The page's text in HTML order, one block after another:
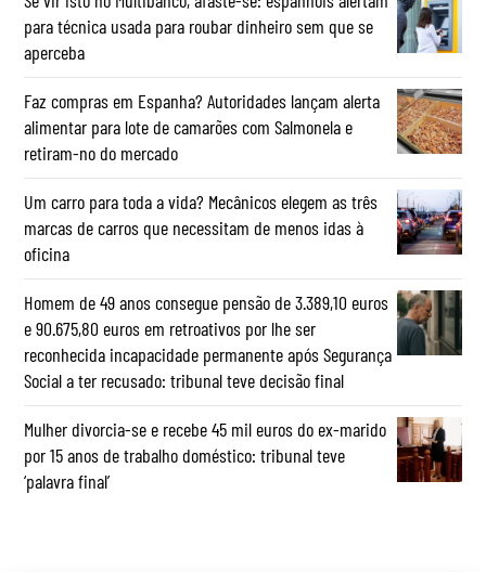
para técnica usada para roubar dinheiro sem que se
aperceba
Faz compras em Espanha? Autoridades lançam alerta
alimentar para lote de camarões com Salmonela e
retiram-no do mercado
Um carro para toda a vida? Mecânicos elegem as três
marcas de carros que necessitam de menos idas à
oficina
Homem de 49 anos consegue pensão de 3.389,10 euros
e 90.675,80 euros em retroativos por lhe ser
reconhecida incapacidade permanente após Segurança
Social a ter recusado: tribunal teve decisão final
Mulher divorcia-se e recebe 45 mil euros do ex-marido
por 15 anos de trabalho doméstico: tribunal teve
‘palavra final’